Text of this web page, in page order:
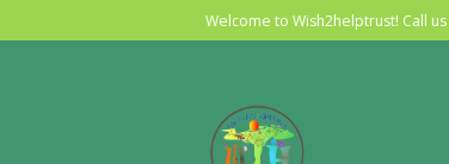
Welcome to Wish2helptrust! Call